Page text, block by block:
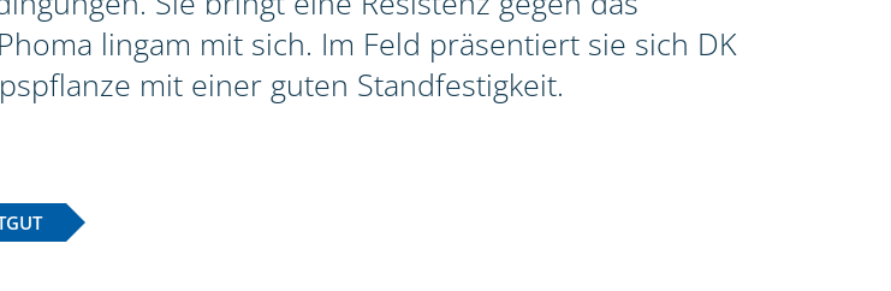
lingam mit sich. Im Feld präsentiert sie sich DK
mit einer guten Standfestigkeit.